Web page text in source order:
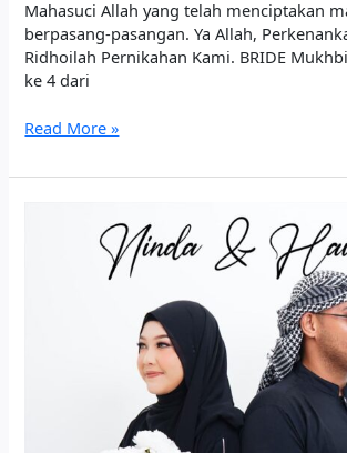
Mahasuci Allah yang telah menciptakan
berpasang-pasangan. Ya Allah,
Ridhoilah Pernikahan Kami.​ BRIDE
ke 4 dari
Read More »
Ninda Ayu and Haikal